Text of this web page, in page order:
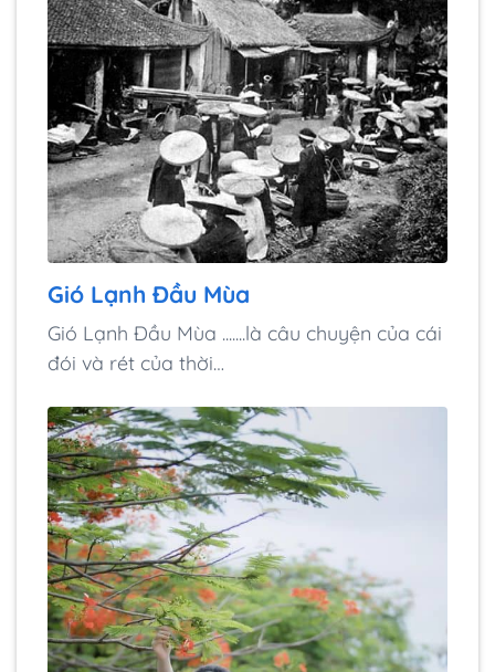
Gió Lạnh Đầu Mùa
Gió Lạnh Đầu Mùa .......là câu chuyện của cái
đói và rét của thời…